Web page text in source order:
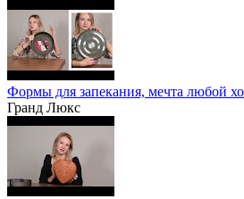
Формы для запекания, мечта любой
Гранд Люкс